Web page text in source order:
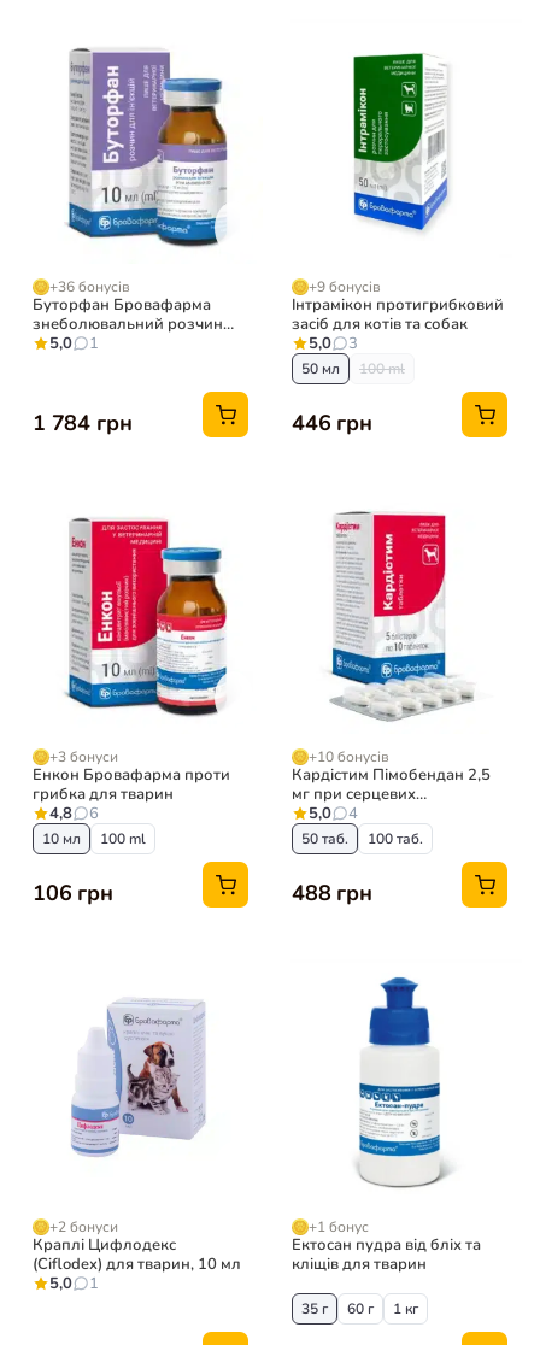
+36 бонусів
Буторфан Бровафарма
знеболювальний розчин
для тварин, 10 мл
5,0 1
1 784 грн
+9 бонусів
Інтрамікон протигрибковий
засіб для котів та собак
5,0
3
50 мл 100 ml
446 грн
+3 бонуси
Енкон Бровафарма проти
грибка для тварин
4,8
6
10 мл 100 ml
106 грн
+10 бонусів
Кардістим Пімобендан 2,5
мг при серцевих
захворюваннях для собак
5,0 4
50 таб. 100 таб.
488 грн
+2 бонуси
Краплі Цифлодекс
(Ciflodex) для тварин, 10 мл
5,0
1
+1 бонус
Ектосан пудра від бліх та
кліщів для тварин
35 г 60 г 1 кг